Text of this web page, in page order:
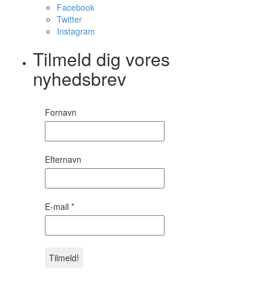
Facebook
Twitter
Instagram
Tilmeld dig vores
nyhedsbrev
Fornavn
Efternavn
E-mail *